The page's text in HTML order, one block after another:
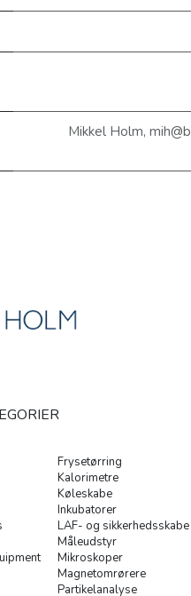
Mikkel Holm,
Frysetørring
Kalorimetre
Køleskabe
Inkubatorer
LAF- og sikkerhedsskabe
Måleudstyr
Mikroskoper
Magnetomrørere
Partikelanalyse